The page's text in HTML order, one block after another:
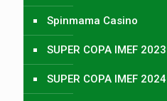
Spinmama Casino
SUPER COPA IMEF 2023
SUPER COPA IMEF 2024